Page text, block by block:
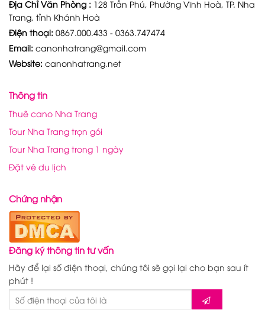
Địa Chỉ Văn Phòng : 128 Trần Phú, Phường Vĩnh Hoà, TP. Nha
Trang, tỉnh Khánh Hoà
Điện thoại: 0867.000.433 - 0363.747474
Email: canonhatrang@gmail.com
Website: canonhatrang.net
Thông tin
Thuê cano Nha Trang
Tour Nha Trang trọn gói
Tour Nha Trang trong 1 ngày
Đặt vé du lịch
Chứng nhận
Đăng ký thông tin tư vấn
Hãy để lại số điện thoại, chúng tôi sẽ gọi lại cho bạn sau ít
phút !